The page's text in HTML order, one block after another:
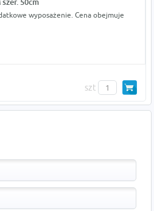
50cm
wyposażenie. Cena obejmuje
szt